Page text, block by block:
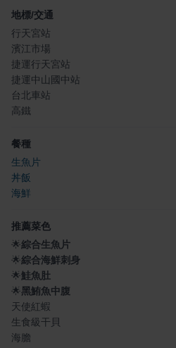
地標/交通
行天宮站
濱江市場
捷運行天宮站
捷運中山國中站
台北車站
高鐵
餐種
生魚片
丼飯
海鮮
推薦菜色
🌟綜合生魚片
🌟綜合海鮮刺身
🌟鮭魚肚
🌟黑鮪魚中腹
天使紅蝦
生食級干貝
海膽